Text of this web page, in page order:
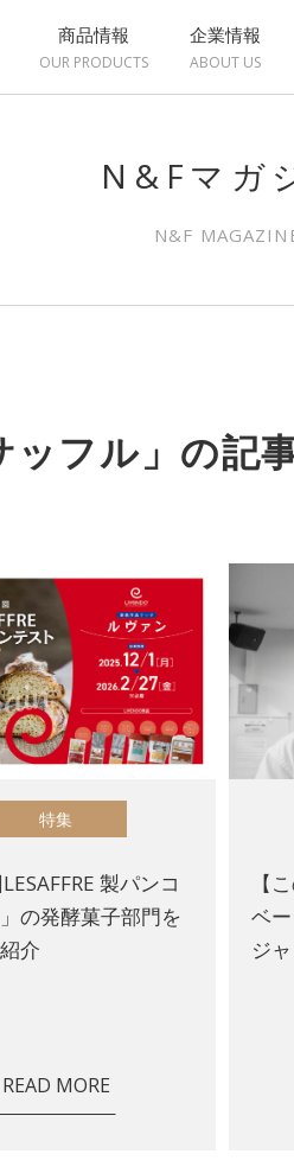
商品情報
OUR PRODUCTS
企業情報
ABOUT US
N&Fマガ
N&F
ッフル」の記
特集
製パンコ
の発酵菓子部門を
介
READ MORE
【
ベ
ジ